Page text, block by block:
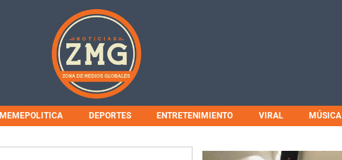
MEMEPOLITICA DEPORTES ENTRETENIMIENTO VIRAL MÚSICA